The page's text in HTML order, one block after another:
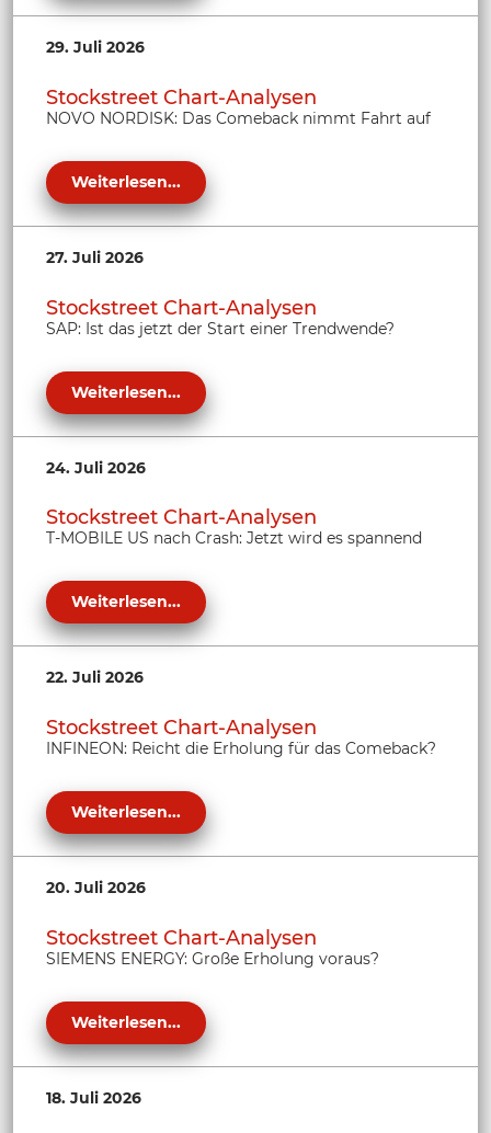
29. Juli 2026
Stockstreet Chart-Analysen
NOVO NORDISK: Das Comeback nimmt Fahrt auf
Weiterlesen...
27. Juli 2026
Stockstreet Chart-Analysen
SAP: Ist das jetzt der Start einer Trendwende?
Weiterlesen...
24. Juli 2026
Stockstreet Chart-Analysen
T-MOBILE US nach Crash: Jetzt wird es spannend
Weiterlesen...
22. Juli 2026
Stockstreet Chart-Analysen
INFINEON: Reicht die Erholung für das Comeback?
Weiterlesen...
20. Juli 2026
Stockstreet Chart-Analysen
SIEMENS ENERGY: Große Erholung voraus?
Weiterlesen...
18. Juli 2026